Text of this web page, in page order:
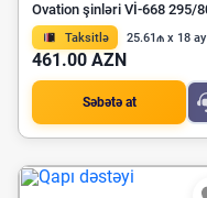
Taksitlə 25.61₼ x 18 ay
461.00 AZN
Səbətə at